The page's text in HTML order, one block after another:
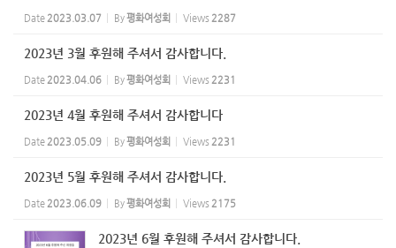
Date 2023.03.07 By평화여성회 Views 2287
2023년 3월 후원해 주셔서 감사합니다.
Date 2023.04.06 By평화여성회 Views 2231
2023년 4월 후원해 주셔서 감사합니다
Date 2023.05.09 By평화여성회 Views 2231
2023년 5월 후원해 주셔서 감사합니다.
Date 2023.06.09 By평화여성회 Views 2175
2023년 6월 후원해 주셔서 감사합니다.